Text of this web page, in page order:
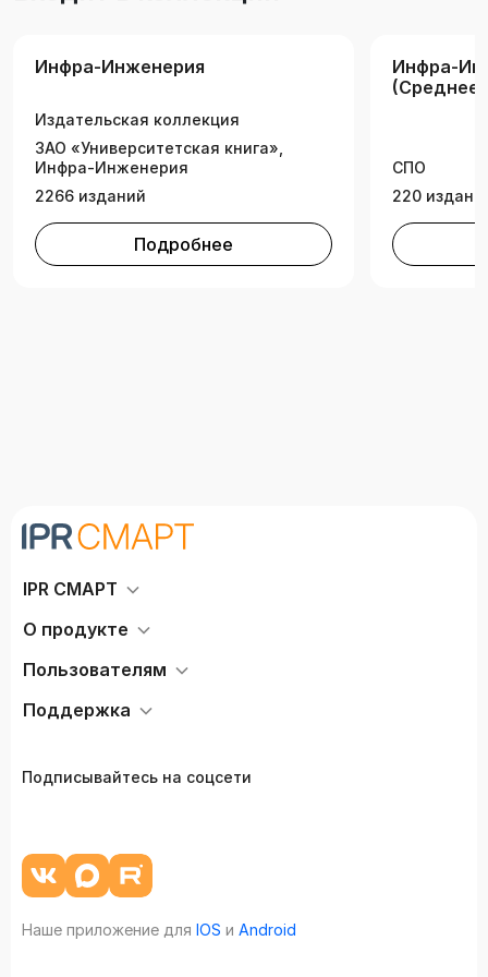
Инфра-Инженерия
Издательская коллекция
ЗАО «Университетская книга»,
Инфра-Инженерия
2266 изданий
Подробнее
Инфра-
(Среднее
СПО
220
IPR СМАРТ
О продукте
Пользователям
Поддержка
Подписывайтесь на соцсети
Наше приложение для IOS и Android